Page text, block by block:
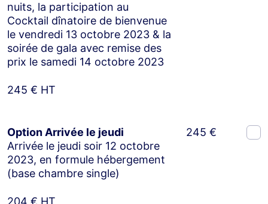
nuits, la participation au
Cocktail dînatoire de bienvenue
le vendredi 13 octobre 2023 & la
soirée de gala avec remise des
prix le samedi 14 octobre 2023
245 € HT
Option Arrivée le jeudi
Arrivée le jeudi soir 12 octobre
2023, en formule hébergement
(base chambre single)
204 € HT
245 €